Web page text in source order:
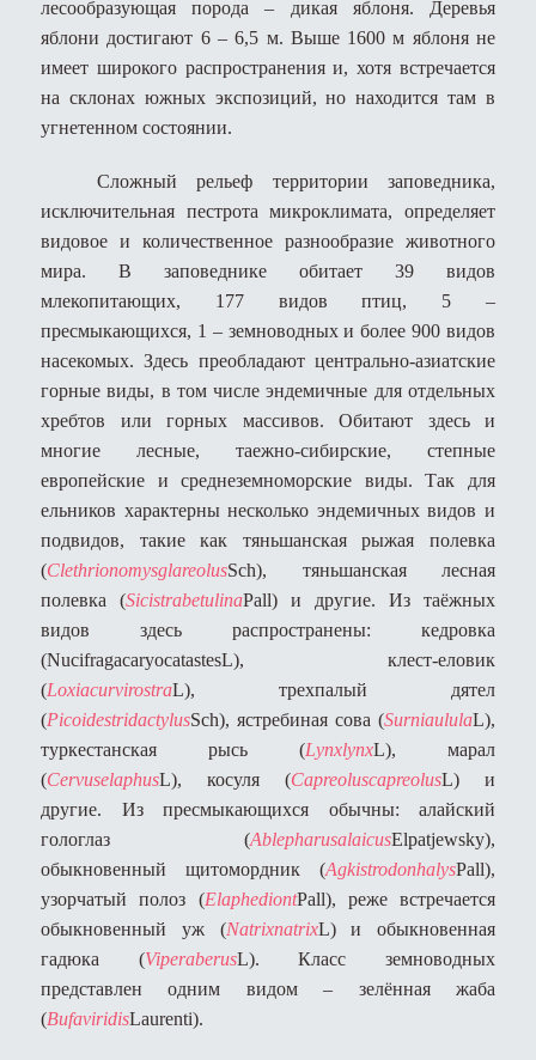
лесообразующая порода – дикая яблоня. Деревья
яблони достигают 6 – 6,5 м. Выше 1600 м яблоня не
имеет широкого распространения и, хотя встречается
на склонах южных экспозиций, но находится там в
угнетенном состоянии.
Сложный рельеф территории заповедника,
исключительная пестрота микроклимата, определяет
видовое и количественное разнообразие животного
мира. В заповеднике обитает 39 видов
млекопитающих, 177 видов птиц, 5 –
пресмыкающихся, 1 – земноводных и более 900 видов
насекомых. Здесь преобладают центрально-азиатские
горные виды, в том числе эндемичные для отдельных
хребтов или горных массивов. Обитают здесь и
многие лесные, таежно-сибирские, степные
европейские и среднеземноморские виды. Так для
ельников характерны несколько эндемичных видов и
подвидов, такие как тяньшанская рыжая полевка
(ClethrionomysglareolusSch), тяньшанская лесная
полевка (SicistrabetulinaPall) и другие. Из таёжных
видов здесь распространены: кедровка
(NucifragacaryocatastesL), клест-еловик
(LoxiacurvirostraL), трехпалый дятел
(PicoidestridactylusSch), ястребиная сова (SurniaululaL),
туркестанская рысь (LynxlynxL), марал
(CervuselaphusL), косуля (CapreoluscapreolusL) и
другие. Из пресмыкающихся обычны: алайский
гологлаз (AblepharusalaicusElpatjewsky),
обыкновенный щитомордник (AgkistrodonhalysPall),
узорчатый полоз (ElaphediontPall), реже встречается
обыкновенный уж (NatrixnatrixL) и обыкновенная
гадюка (ViperaberusL). Класс земноводных
представлен одним видом – зелённая жаба
(BufaviridisLaurenti).